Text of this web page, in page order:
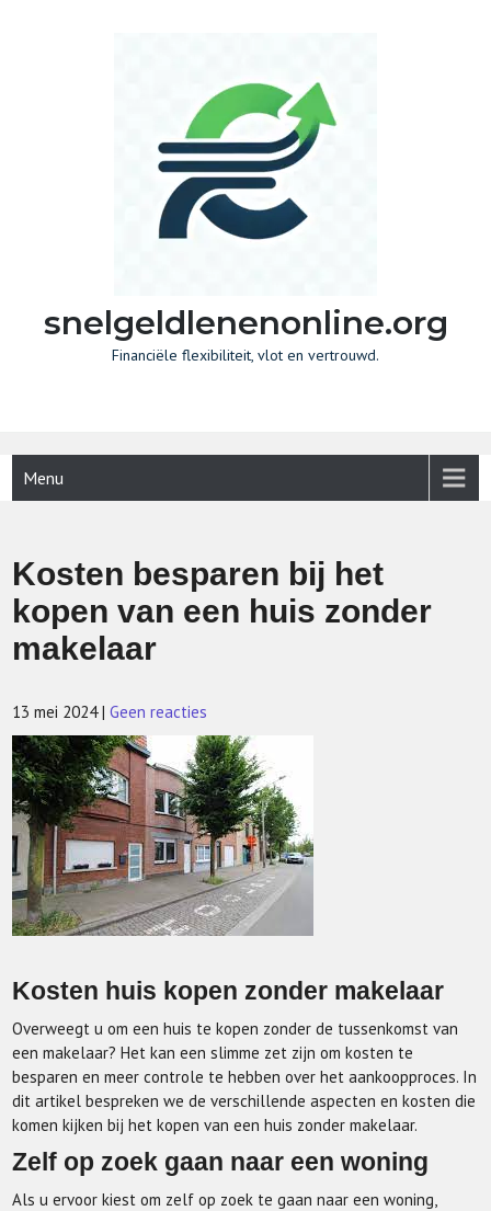
snelgeldlenenonline.org
Financiële flexibiliteit, vlot en vertrouwd.
Menu
Kosten besparen bij het
kopen van een huis zonder
makelaar
13 mei 2024 |Geen reacties
Kosten huis kopen zonder makelaar
Overweegt u om een huis te kopen zonder de tussenkomst van
een makelaar? Het kan een slimme zet zijn om kosten te
besparen en meer controle te hebben over het aankoopproces. In
dit artikel bespreken we de verschillende aspecten en kosten die
komen kijken bij het kopen van een huis zonder makelaar.
Zelf op zoek gaan naar een woning
Als u ervoor kiest om zelf op zoek te gaan naar een woning,